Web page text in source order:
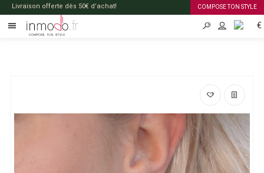
COMPOSE TON STYLE
Livraison offerte dès 50€ d’achat!
FR €